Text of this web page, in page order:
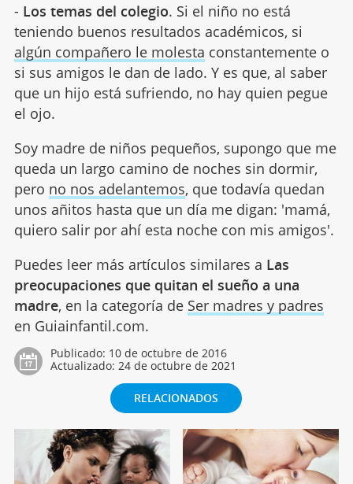
- Los temas del colegio. Si el niño no está
teniendo buenos resultados académicos, si
algún compañero le molesta constantemente o
si sus amigos le dan de lado. Y es que, al saber
que un hijo está sufriendo, no hay quien pegue
el ojo.
Soy madre de niños pequeños, supongo que me
queda un largo camino de noches sin dormir,
pero no nos adelantemos, que todavía quedan
unos añitos hasta que un día me digan: 'mamá,
quiero salir por ahí esta noche con mis amigos'.
Puedes leer más artículos similares a Las
preocupaciones que quitan el sueño a una
madre, en la categoría de Ser madres y padres
en Guiainfantil.com.
Publicado: 10 de octubre de 2016
Actualizado: 24 de octubre de 2021
RELACIONADOS